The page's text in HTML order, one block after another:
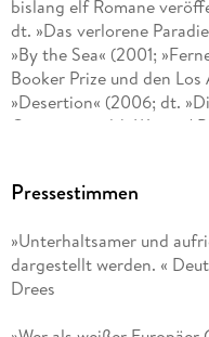
bislang elf Romane
dt. »Das verlorene
»By the Sea« (2001;
Booker Prize und den
»Desertion« (2006; dt.
Commonwealth Writers'
englische und
Deutsch im Penguin
Pressestimmen
»Unterhaltsamer und
dargestellt werden. «
Drees